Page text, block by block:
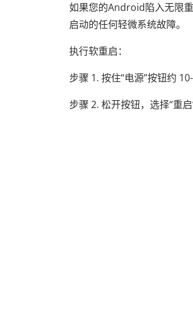
如果您的Android陷入无限
启动的任何轻微系统故障。
执行软重启：
步骤 1. 按住“电源”按钮约 10-
步骤 2. 松开按钮，选择“重